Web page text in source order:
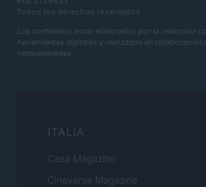
Todos los derechos reservados
Los contenidos están elaborados por la redacción
herramientas digitales y realizados en colaboración
independientes.
ITALIA
Casa Magazine
Cineverse Magazine